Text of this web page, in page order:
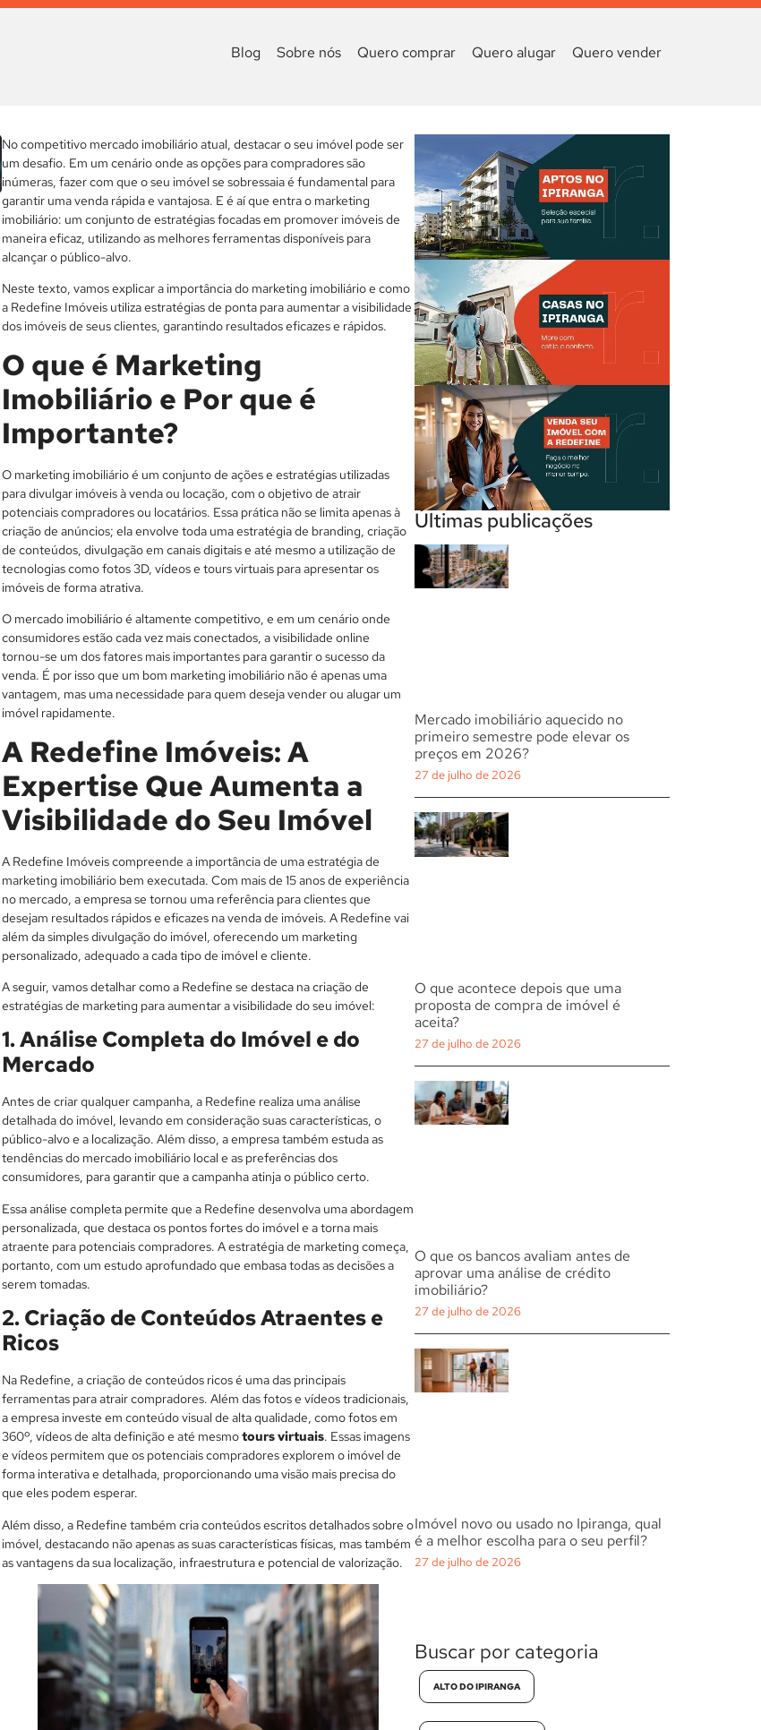
Blog Sobre nós Quero comprar Quero alugar Quero vender
No competitivo mercado imobiliário atual, destacar o seu imóvel pode ser
um desafio. Em um cenário onde as opções para compradores são
inúmeras, fazer com que o seu imóvel se sobressaia é fundamental para
garantir uma venda rápida e vantajosa. E é aí que entra o marketing
imobiliário: um conjunto de estratégias focadas em promover imóveis de
maneira eficaz, utilizando as melhores ferramentas disponíveis para
alcançar o público-alvo.
Neste texto, vamos explicar a importância do marketing imobiliário e como
a Redefine Imóveis utiliza estratégias de ponta para aumentar a visibilidade
dos imóveis de seus clientes, garantindo resultados eficazes e rápidos.
O que é Marketing
Imobiliário e Por que é
Importante?
O marketing imobiliário é um conjunto de ações e estratégias utilizadas
para divulgar imóveis à venda ou locação, com o objetivo de atrair
potenciais compradores ou locatários. Essa prática não se limita apenas à
criação de anúncios; ela envolve toda uma estratégia de branding, criação
de conteúdos, divulgação em canais digitais e até mesmo a utilização de
tecnologias como fotos 3D, vídeos e tours virtuais para apresentar os
imóveis de forma atrativa.
O mercado imobiliário é altamente competitivo, e em um cenário onde
consumidores estão cada vez mais conectados, a visibilidade online
tornou-se um dos fatores mais importantes para garantir o sucesso da
venda. É por isso que um bom marketing imobiliário não é apenas uma
vantagem, mas uma necessidade para quem deseja vender ou alugar um
imóvel rapidamente.
A Redefine Imóveis: A
Expertise Que Aumenta a
Visibilidade do Seu Imóvel
A Redefine Imóveis compreende a importância de uma estratégia de
marketing imobiliário bem executada. Com mais de 15 anos de experiência
no mercado, a empresa se tornou uma referência para clientes que
desejam resultados rápidos e eficazes na venda de imóveis. A Redefine vai
além da simples divulgação do imóvel, oferecendo um marketing
personalizado, adequado a cada tipo de imóvel e cliente.
A seguir, vamos detalhar como a Redefine se destaca na criação de
estratégias de marketing para aumentar a visibilidade do seu imóvel:
1. Análise Completa do Imóvel e do
Mercado
Antes de criar qualquer campanha, a Redefine realiza uma análise
detalhada do imóvel, levando em consideração suas características, o
público-alvo e a localização. Além disso, a empresa também estuda as
tendências do mercado imobiliário local e as preferências dos
consumidores, para garantir que a campanha atinja o público certo.
Essa análise completa permite que a Redefine desenvolva uma abordagem
personalizada, que destaca os pontos fortes do imóvel e a torna mais
atraente para potenciais compradores. A estratégia de marketing começa,
portanto, com um estudo aprofundado que embasa todas as decisões a
serem tomadas.
2. Criação de Conteúdos Atraentes e
Ricos
Na Redefine, a criação de conteúdos ricos é uma das principais
ferramentas para atrair compradores. Além das fotos e vídeos tradicionais,
a empresa investe em conteúdo visual de alta qualidade, como fotos em
360º, vídeos de alta definição e até mesmotours virtuais. Essas imagens
e vídeos permitem que os potenciais compradores explorem o imóvel de
forma interativa e detalhada, proporcionando uma visão mais precisa do
que eles podem esperar.
Além disso, a Redefine também cria conteúdos escritos detalhados sobre o
imóvel, destacando não apenas as suas características físicas, mas também
as vantagens da sua localização, infraestrutura e potencial de valorização.
Últimas publicações
Mercado imobiliário aquecido no
primeiro semestre pode elevar os
preços em 2026?
27 de julho de 2026
O que acontece depois que uma
proposta de compra de imóvel é
aceita?
27 de julho de 2026
O que os bancos avaliam antes de
aprovar uma análise de crédito
imobiliário?
27 de julho de 2026
Imóvel novo ou usado no Ipiranga, qual
é a melhor escolha para o seu perfil?
27 de julho de 2026
Buscar por categoria
ALTO DO IPIRANGA